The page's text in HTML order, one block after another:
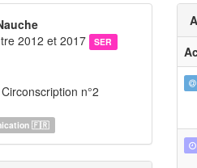
2012 et 2017
SER
n°2
🇫🇷